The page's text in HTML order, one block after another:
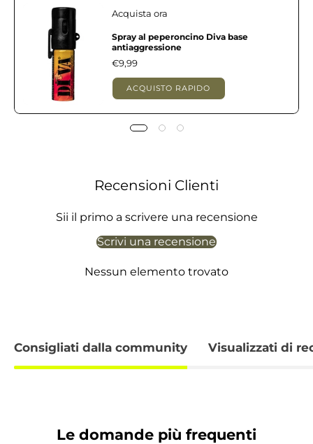
Acquista ora
Spray al peperoncino Diva base
antiaggressione
€9,99
ACQUISTO RAPIDO
Recensioni Clienti
Sii il primo a scrivere una recensione
Scrivi una recensione
Nessun elemento trovato
Consigliati dalla community Visualizzati di
Le domande più frequenti